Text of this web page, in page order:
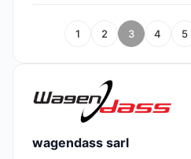
1 2 3 4 5
wagendass sarl